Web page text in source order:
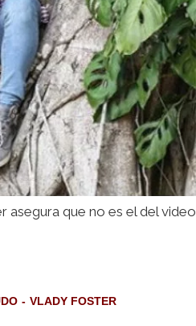
asegura que no es el del video
VLADY FOSTER